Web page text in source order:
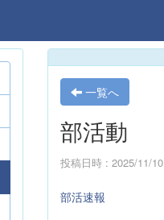
一覧へ
部活動
投稿日時 : 2025/11/10
部活速報